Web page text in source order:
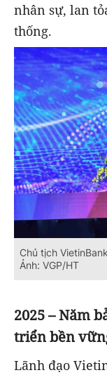
nhân sự, lan
thống.
Chủ tịch
Ảnh: VGP/HT
2025 – Năm
triển bền
Lãnh đạo